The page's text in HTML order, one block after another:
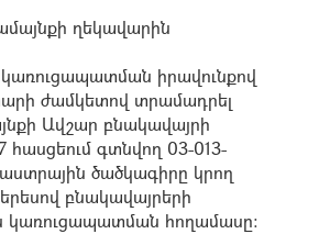
ղեկավարին
իրավունքով
ժամկետով տրամադրել
Ավշար բնակավայրի
գտնվող 03-013-
ծածկագիրը կրող
բնակավայրերի
հողամասը: